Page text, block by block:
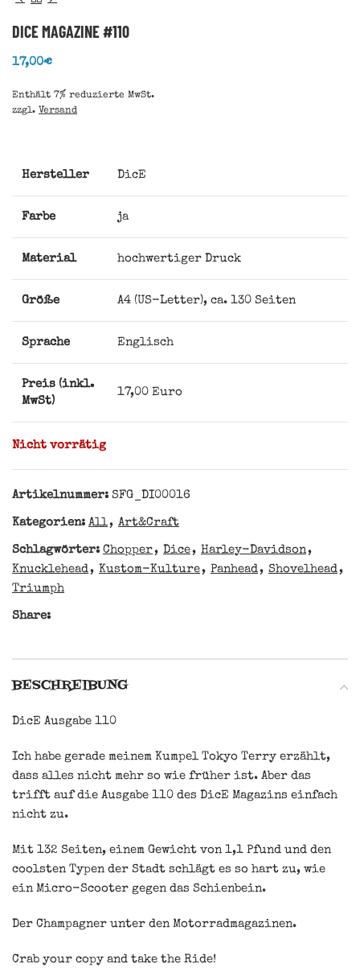
DICE MAGAZINE #110
17,00€
Enthält 7% reduzierte MwSt.
zzgl. Versand
Hersteller DicE
Farbe ja
Material hochwertiger Druck
Größe A4 (US-Letter), ca. 130 Seiten
Sprache Englisch
Preis (inkl.
MwSt)
17,00 Euro
Nicht vorrätig
Artikelnummer: SFG_DI00016
Kategorien: All, Art&Craft
Schlagwörter: Chopper, Dice, Harley-Davidson,
Knucklehead, Kustom-Kulture, Panhead, Shovelhead,
Triumph
Share:
BESCHREIBUNG
DicE Ausgabe 110
Ich habe gerade meinem Kumpel Tokyo Terry erzählt,
dass alles nicht mehr so wie früher ist. Aber das
trifft auf die Ausgabe 110 des DicE Magazins einfach
nicht zu.
Mit 132 Seiten, einem Gewicht von 1,1 Pfund und den
coolsten Typen der Stadt schlägt es so hart zu, wie
ein Micro-Scooter gegen das Schienbein.
Der Champagner unter den Motorradmagazinen.
Crab your copy and take the Ride!